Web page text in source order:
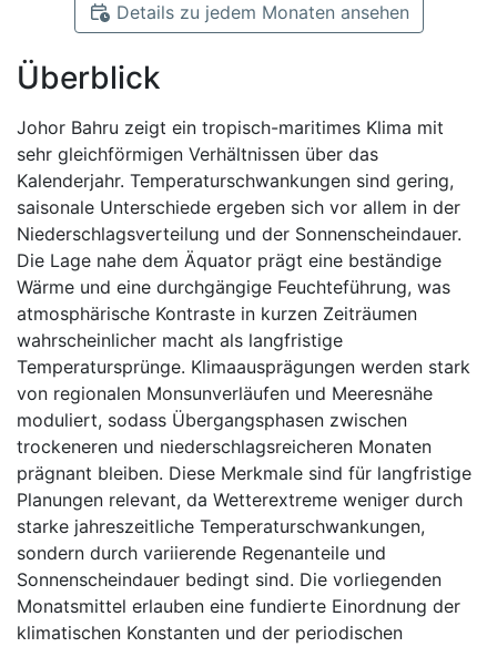
Details zu jedem Monaten ansehen
Überblick
Johor Bahru zeigt ein tropisch-maritimes Klima mit
sehr gleichförmigen Verhältnissen über das
Kalenderjahr. Temperaturschwankungen sind gering,
saisonale Unterschiede ergeben sich vor allem in der
Niederschlagsverteilung und der Sonnenscheindauer.
Die Lage nahe dem Äquator prägt eine beständige
Wärme und eine durchgängige Feuchteführung, was
atmosphärische Kontraste in kurzen Zeiträumen
wahrscheinlicher macht als langfristige
Temperatursprünge. Klimaausprägungen werden stark
von regionalen Monsunverläufen und Meeresnähe
moduliert, sodass Übergangsphasen zwischen
trockeneren und niederschlagsreicheren Monaten
prägnant bleiben. Diese Merkmale sind für langfristige
Planungen relevant, da Wetterextreme weniger durch
starke jahreszeitliche Temperaturschwankungen,
sondern durch variierende Regenanteile und
Sonnenscheindauer bedingt sind. Die vorliegenden
Monatsmittel erlauben eine fundierte Einordnung der
klimatischen Konstanten und der periodischen